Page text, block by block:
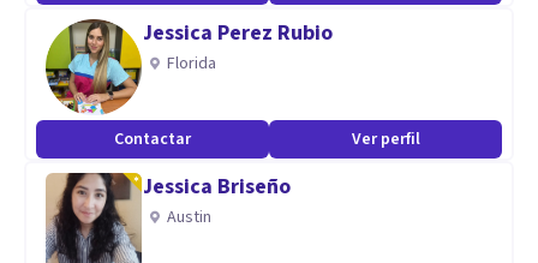
Jessica Perez Rubio
Florida
Contactar Ver perfil
Jessica Briseño
Austin